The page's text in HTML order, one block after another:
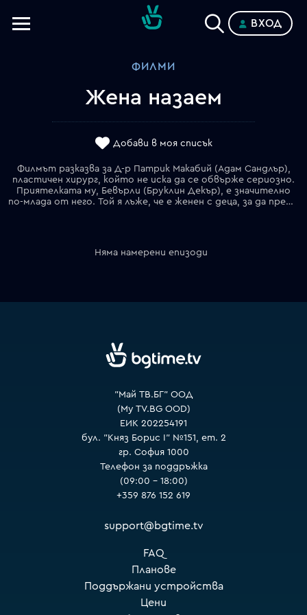
ВХОД
ФИЛМИ
Жена назаем
Добави в моя списък
Филмът разказва за Д-р Патрик Макабий (Адам Сандлър),
пластичен хирург, който не иска да се обвърже сериозно.
Приятелката му, Бевърли (Бруклин Декър), е значително
по-млада от него. Той я лъже, че е женен с деца, за да предотврати по-сериозна връзка между тях. Но когато младата Бевърли се усъмнява в искреността му и заплашва да го напусне, Патрик е длъжен да намери изход и моли своя колежката, Катрин Палмър (Дженифър Анистън), да се преструва, че наистина е негова съпруга...
Няма намерени епизоди
"Май ТВ.БГ" ООД
(My TV.BG OOD)
ЕИК 202254191
бул. "Княз Борис I" №151, ет. 2
гр. София 1000
Телефон за поддръжка
(09:00 – 18:00)
+359 876 152 619
support@bgtime.tv
FAQ
Планове
Поддържани устройства
Цени